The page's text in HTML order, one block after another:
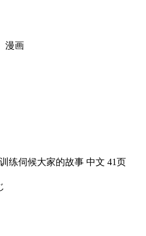
漫画
练伺候大家的故事 中文 41页